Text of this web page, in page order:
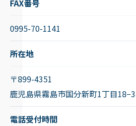
FAX番号
0995-70-1141
所在地
〒899-4351
鹿児島県霧島市国分新町1丁目
電話受付時間